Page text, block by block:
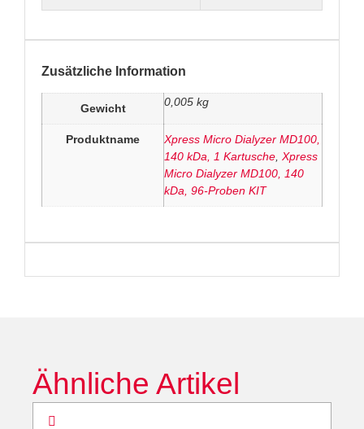
Zusätzliche Information
Gewicht 0,005 kg
Produktname
Xpress Micro Dialyzer MD100,
140 kDa, 1 Kartusche Xpress
Micro Dialyzer MD100, 140
kDa, 96-Proben KIT
Ähnliche Artikel